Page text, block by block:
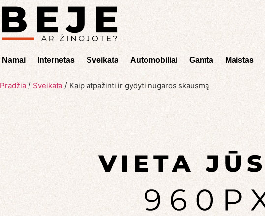
Namai Internetas Sveikata Automobiliai Gamta Maistas
Pradžia / Sveikata / Kaip atpažinti ir gydyti nugaros skausmą